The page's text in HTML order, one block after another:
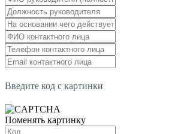
Введите код с картинки
Поменять картинку